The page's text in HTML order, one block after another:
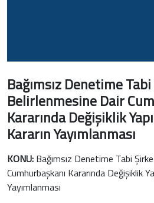
Bağımsız Denetime
Belirlenmesine Dair
Kararında Değişiklik
Kararın Yayımlanması
KONU: Bağımsız Denetime Tabi
Cumhurbaşkanı Kararında Değişiklik
Yayımlanması